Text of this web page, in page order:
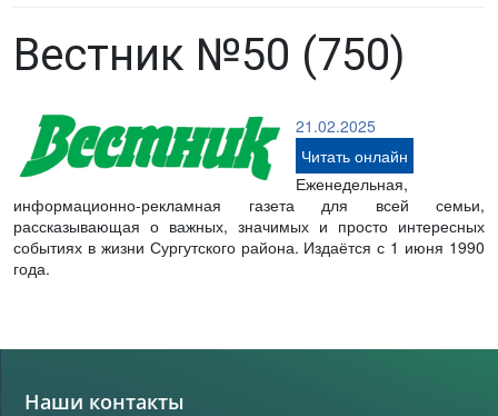
Вестник №50 (750)
21.02.2025
Читать онлайн
Еженедельная,
информационно-рекламная газета для всей семьи,
рассказывающая о важных, значимых и просто интересных
событиях в жизни Сургутского района. Издаётся с 1 июня 1990
года.
Наши контакты